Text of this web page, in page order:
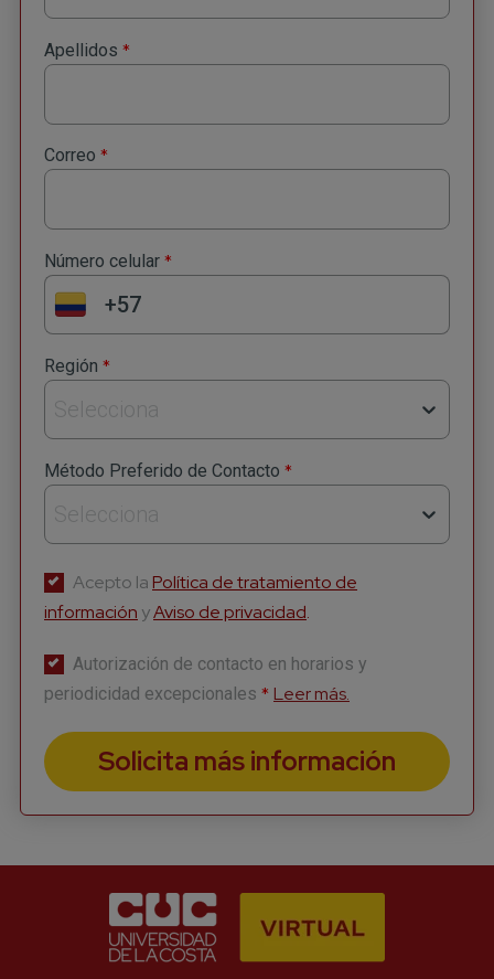
Suscríbete a nuestro
Newsletter
Nombre *
Apellido *
Correo *
He leído y acepto el aviso legal yla política de
Enviar
Apellidos *
Correo *
Número celular *
Región *
Selecciona
Método Preferido de Contacto *
Selecciona
Acepto la Política de tratamiento de
información yAviso de privacidad.
Autorización de contacto en horarios y
periodicidad excepcionales * Leer más.
Solicita más información